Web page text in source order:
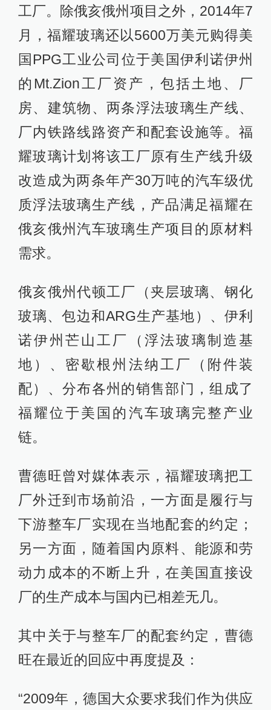
工厂。除俄亥俄州项目之外，2014年7
月，福耀玻璃还以5600万美元购得美
国PPG工业公司位于美国伊利诺伊州
的Mt.Zion工厂资产，包括土地、厂
房、建筑物、两条浮法玻璃生产线、
厂内铁路线路资产和配套设施等。福
耀玻璃计划将该工厂原有生产线升级
改造成为两条年产30万吨的汽车级优
质浮法玻璃生产线，产品满足福耀在
俄亥俄州汽车玻璃生产项目的原材料
需求。
俄亥俄州代顿工厂（夹层玻璃、钢化
玻璃、包边和ARG生产基地）、伊利
诺伊州芒山工厂（浮法玻璃制造基
地）、密歇根州法纳工厂（附件装
配）、分布各州的销售部门，组成了
福耀位于美国的汽车玻璃完整产业
链。
曹德旺曾对媒体表示，福耀玻璃把工
厂外迁到市场前沿，一方面是履行与
下游整车厂实现在当地配套的约定；
另一方面，随着国内原料、能源和劳
动力成本的不断上升，在美国直接设
厂的生产成本与国内已相差无几。
其中关于与整车厂的配套约定，曹德
旺在最近的回应中再度提及：
“2009年，德国大众要求我们作为供应